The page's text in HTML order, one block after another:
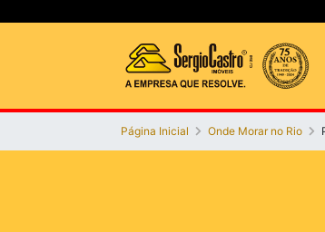
Página Inicial Onde Morar no Rio